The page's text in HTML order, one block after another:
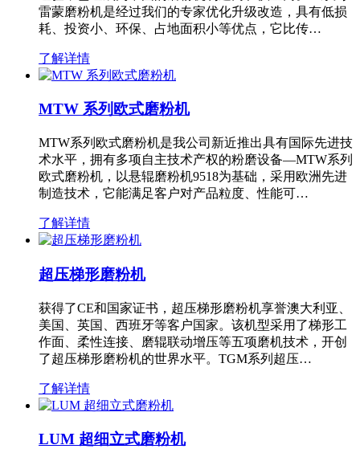
雷蒙磨粉机是经过我们的专家优化升级改造，具有低损
耗、投资小、环保、占地面积小等优点，它比传…
了解详情
MTW 系列欧式磨粉机
MTW系列欧式磨粉机是我公司新近推出具有国际先进技
术水平，拥有多项自主技术产权的粉磨设备—MTW系列
欧式磨粉机，以悬辊磨粉机9518为基础，采用欧洲先进
制造技术，它能满足客户对产品粒度、性能可…
了解详情
超压梯形磨粉机
获得了CE和国家证书，超压梯形磨粉机享誉澳大利亚、
美国、英国、西班牙等客户国家。该机型采用了梯形工
作面、柔性连接、磨辊联动增压等五项磨机技术，开创
了超压梯形磨粉机的世界水平。TGM系列超压…
了解详情
LUM 超细立式磨粉机